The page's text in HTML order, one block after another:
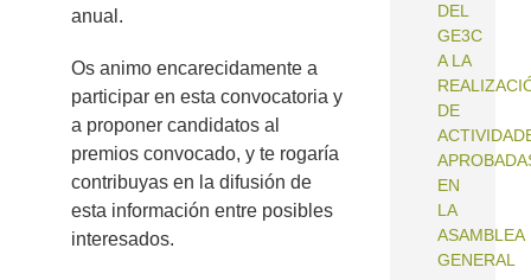
anual.
Os animo encarecidamente a
participar en esta convocatoria y
a proponer candidatos al
premios convocado, y te rogaría
contribuyas en la difusión de
esta información entre posibles
interesados.
DEL
GE3C
A LA
DE
EN
LA
ASAMBLEA
GENERAL